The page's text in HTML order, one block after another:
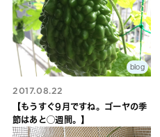
blog
2017.08.22
【もうすぐ9月ですね。ゴーヤの季
節はあと◯週間。】